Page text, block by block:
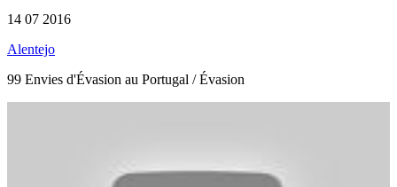
14 07 2016
Alentejo
99 Envies d'Évasion au Portugal / Évasion